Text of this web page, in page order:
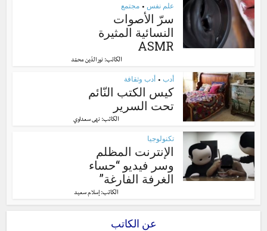
علم نفس • مجتمع
سرّ الأصوات
النسائية المثيرة
ASMR
الكاتب:نور الدّين محمّد
أدب • أدب وثقافة
كيس الكتب النّائم
تحت السرير
الكاتب: نهى سعداوي
تكنولوجيا
الإنترنت المظلم
وسر فيديو “حساء
الغرفة الفارغة”
الكاتب: إسلام سعيد
عن الكاتب